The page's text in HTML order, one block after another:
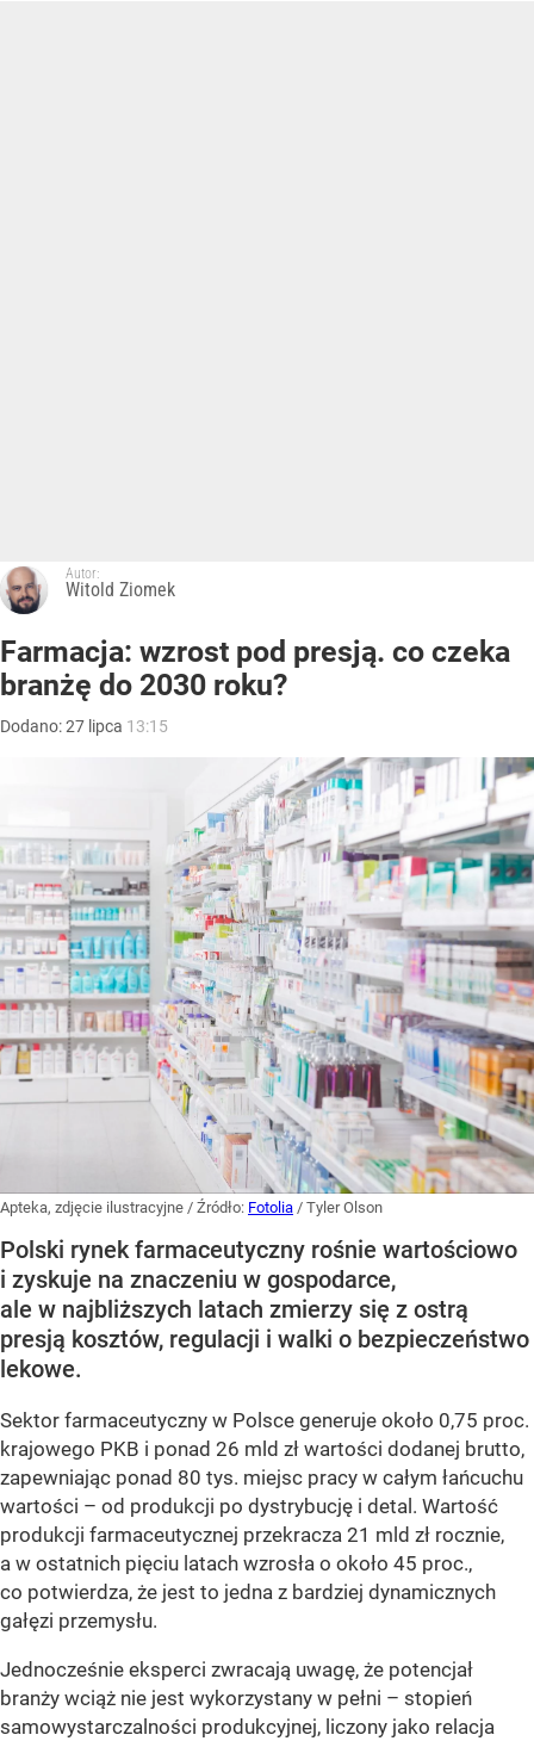
Autor:
Witold Ziomek
Farmacja: wzrost pod presją. co czeka
branżę do 2030 roku?
Dodano:27 lipca 13:15
Apteka, zdjęcie ilustracyjne / Źródło: Fotolia / Tyler Olson
Polski rynek farmaceutyczny rośnie wartościowo
i zyskuje na znaczeniu w gospodarce,
ale w najbliższych latach zmierzy się z ostrą
presją kosztów, regulacji i walki o bezpieczeństwo
lekowe.
Sektor farmaceutyczny w Polsce generuje około 0,75 proc.
krajowego PKB i ponad 26 mld zł wartości dodanej brutto,
zapewniając ponad 80 tys. miejsc pracy w całym łańcuchu
wartości – od produkcji po dystrybucję i detal. Wartość
produkcji farmaceutycznej przekracza 21 mld zł rocznie,
a w ostatnich pięciu latach wzrosła o około 45 proc.,
co potwierdza, że jest to jedna z bardziej dynamicznych
gałęzi przemysłu.
Jednocześnie eksperci zwracają uwagę, że potencjał
branży wciąż nie jest wykorzystany w pełni – stopień
samowystarczalności produkcyjnej, liczony jako relacja